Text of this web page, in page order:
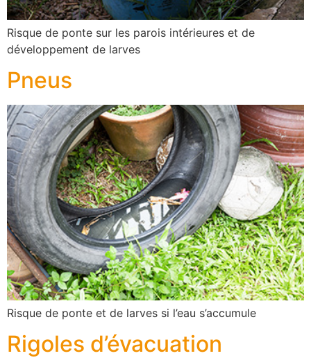
Risque de ponte sur les parois intérieures et de
développement de larves
Pneus
Risque de ponte et de larves si l’eau s’accumule
Rigoles d’évacuation